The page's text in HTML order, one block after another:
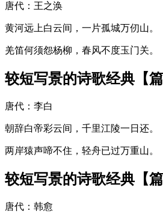
唐代：王之涣
黄河远上白云间，一片孤城万仞山。
羌笛何须怨杨柳，春风不度玉门关。
较短写景的诗歌经典【篇
唐代：李白
朝辞白帝彩云间，千里江陵一日还。
两岸猿声啼不住，轻舟已过万重山。
较短写景的诗歌经典【篇
唐代：韩愈